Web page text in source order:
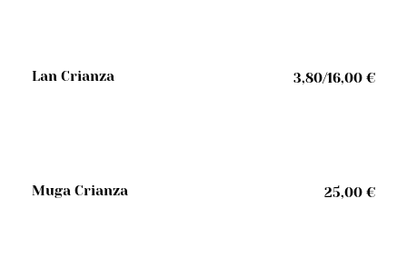
Lan Crianza 3,80/16,00 €
Muga Crianza 25,00 €